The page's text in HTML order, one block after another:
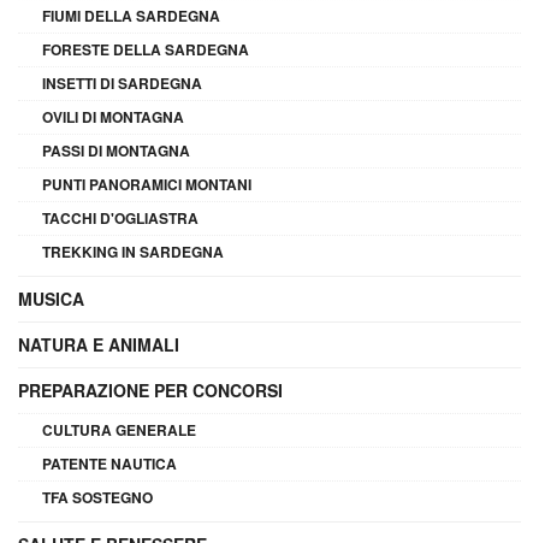
FIUMI DELLA SARDEGNA
FORESTE DELLA SARDEGNA
INSETTI DI SARDEGNA
OVILI DI MONTAGNA
PASSI DI MONTAGNA
PUNTI PANORAMICI MONTANI
TACCHI D'OGLIASTRA
TREKKING IN SARDEGNA
MUSICA
NATURA E ANIMALI
PREPARAZIONE PER CONCORSI
CULTURA GENERALE
PATENTE NAUTICA
TFA SOSTEGNO